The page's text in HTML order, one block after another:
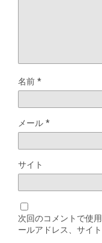
名前 *
メール *
サイト
次回のコメントで使
ールアドレス、サイト